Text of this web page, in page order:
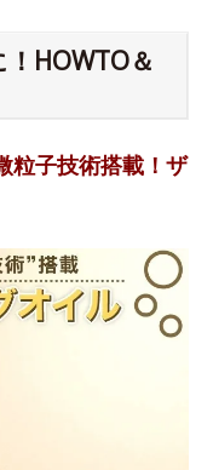
HOWTO＆
粒子技術搭載！ザ